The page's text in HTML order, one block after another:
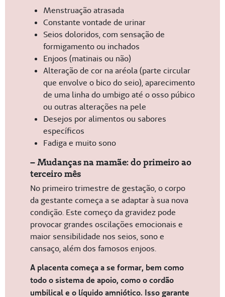
Menstruação atrasada
Constante vontade de urinar
Seios doloridos, com sensação de
formigamento ou inchados
Enjoos (matinais ou não)
Alteração de cor na aréola (parte circular
que envolve o bico do seio), aparecimento
de uma linha do umbigo até o osso púbico
ou outras alterações na pele
Desejos por alimentos ou sabores
específicos
Fadiga e muito sono
– Mudanças na mamãe: do primeiro ao
terceiro mês
No primeiro trimestre de gestação, o corpo
da gestante começa a se adaptar à sua nova
condição. Este começo da gravidez pode
provocar grandes oscilações emocionais e
maior sensibilidade nos seios, sono e
cansaço, além dos famosos enjoos.
A placenta começa a se formar, bem como
todo o sistema de apoio, como o cordão
umbilical e o líquido amniótico. Isso garante